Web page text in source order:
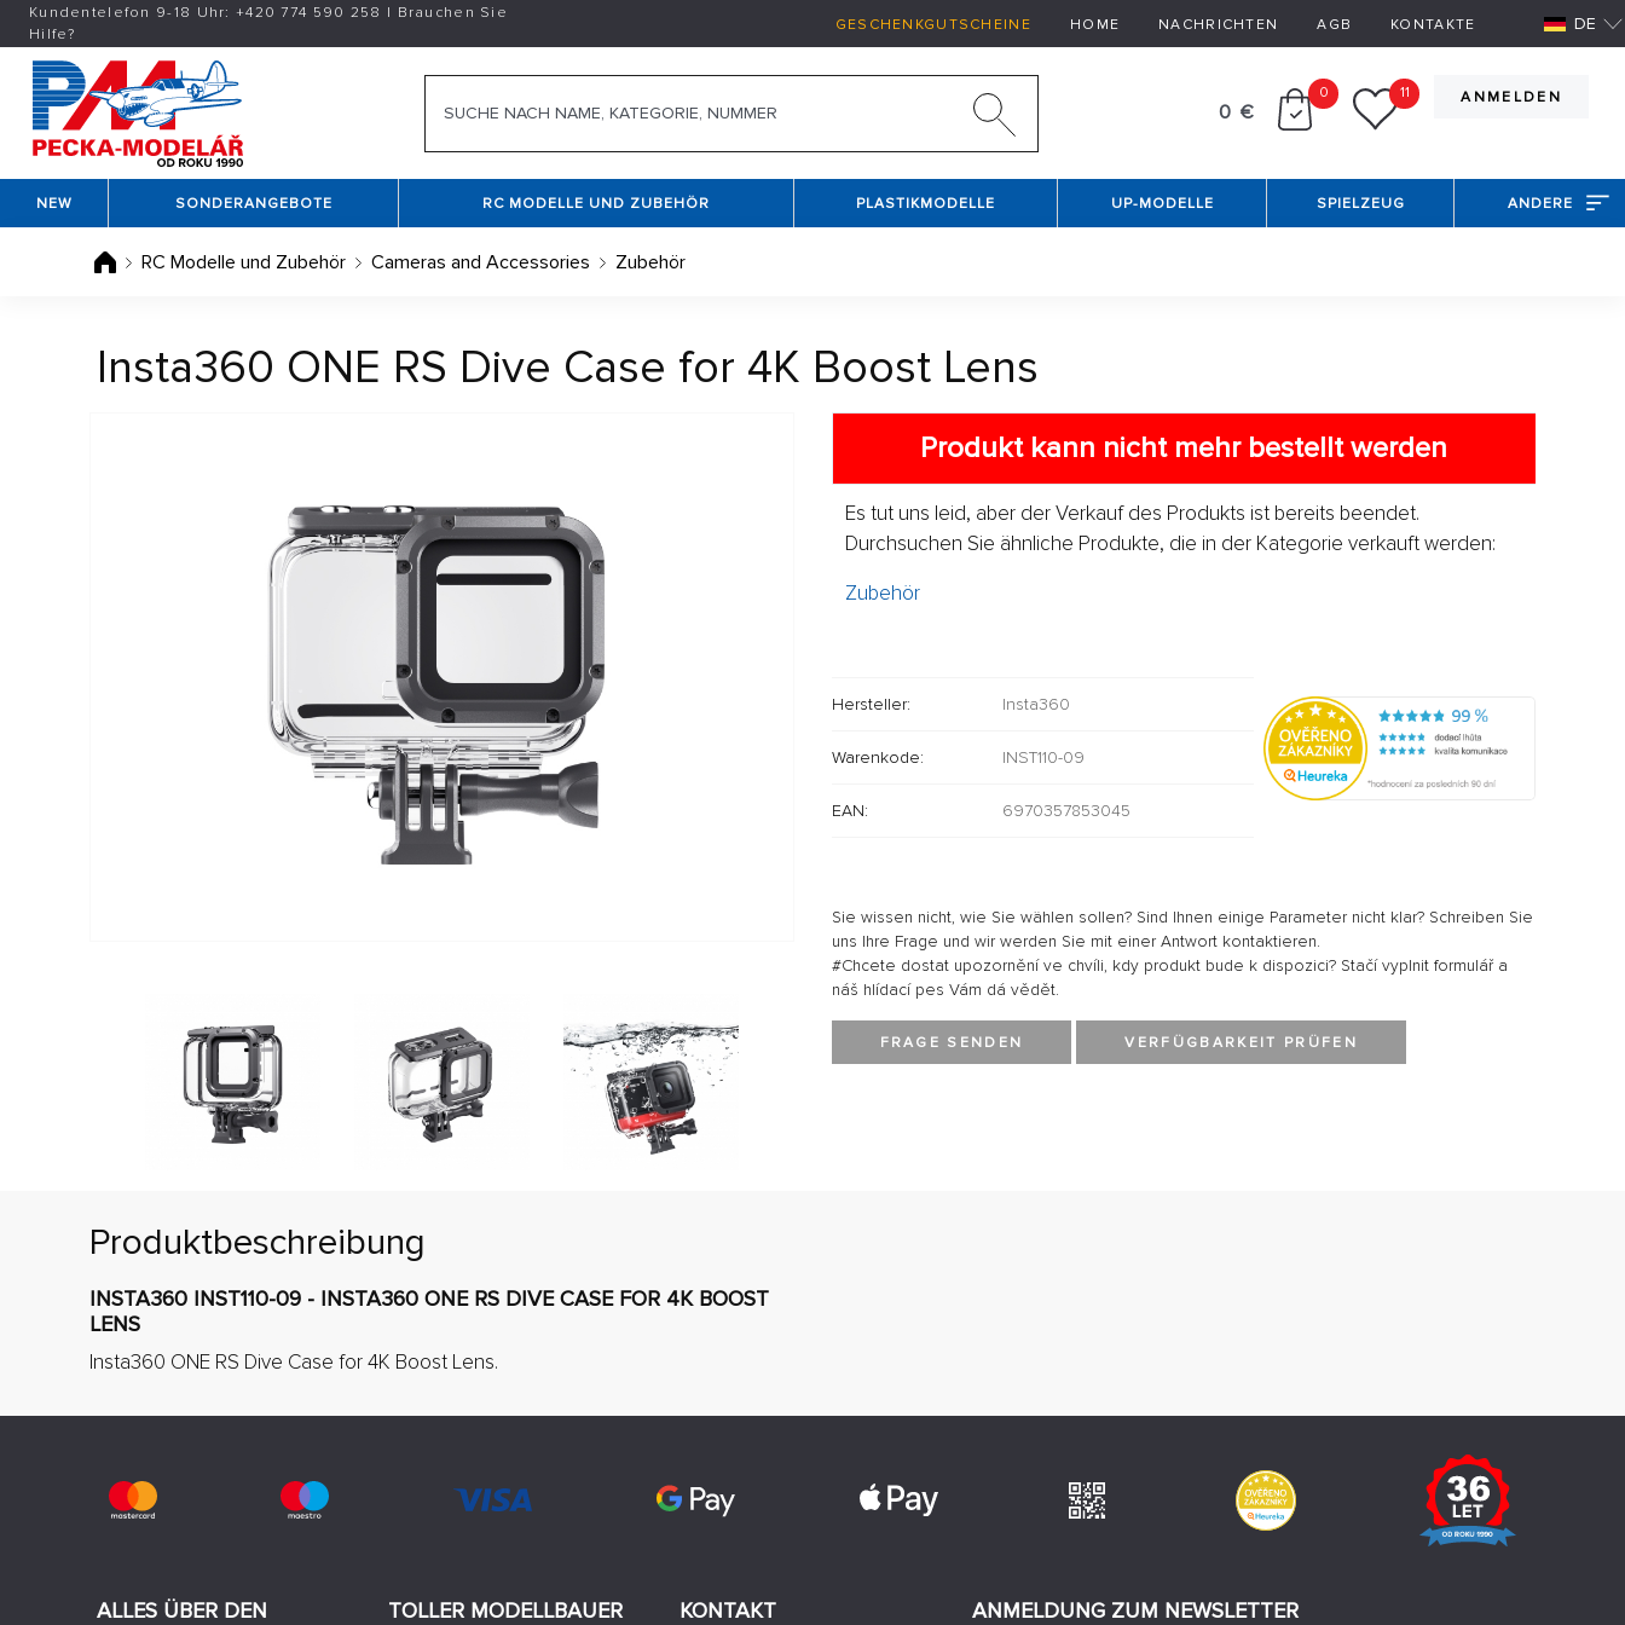
Kundentelefon 9-18 Uhr: +420774 590 258 | Brauchen Sie
Hilfe?
GESCHENKGUTSCHEINE HOME NACHRICHTEN AGB KONTAKTE DE
ANMELDEN
0 €
0 11
NEW SONDERANGEBOTE RC MODELLE UND ZUBEHÖR PLASTIKMODELLE UP-MODELLE SPIELZEUG ANDERE
RC Modelle und Zubehör Cameras and Accessories Zubehör
Insta360 ONE RS Dive Case for 4K Boost Lens
Produkt kann nicht mehr bestellt werden
Es tut uns leid, aber der Verkauf des Produkts ist bereits beendet.
Durchsuchen Sie ähnliche Produkte, die in der Kategorie verkauft werden:
Zubehör
Hersteller: Insta360
Warenkode: INST110-09
EAN: 6970357853045
Sie wissen nicht, wie Sie wählen sollen? Sind Ihnen einige Parameter nicht klar? Schreiben Sie
uns Ihre Frage und wir werden Sie mit einer Antwort kontaktieren.
#Chcete dostat upozornění ve chvíli, kdy produkt bude k dispozici? Stačí vyplnit formulář a
náš hlídací pes Vám dá vědět.
FRAGE SENDEN VERFÜGBARKEIT PRÜFEN
Produktbeschreibung
INSTA360 INST110-09 - INSTA360 ONE RS DIVE CASE FOR 4K BOOST
LENS
Insta360 ONE RS Dive Case for 4K Boost Lens.
ALLES ÜBER DEN
TOLLER MODELLBAUER KONTAKT ANMELDUNG ZUM NEWSLETTER